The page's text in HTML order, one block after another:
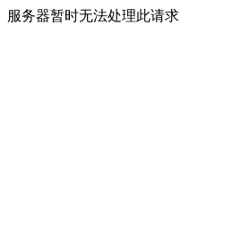
服务器暂时无法处理此请求